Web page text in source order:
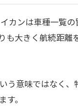
カンは車種一覧
も大きく航続距離
う意味ではなく、
。